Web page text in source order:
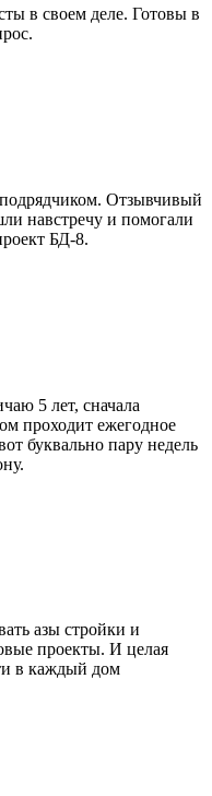
в своем деле. Готовы в
Отзывчивый
навстречу и помогали
БД-8.
5 лет, сначала
проходит ежегодное
буквально пару недель
азы стройки и
проекты. И целая
в каждый дом